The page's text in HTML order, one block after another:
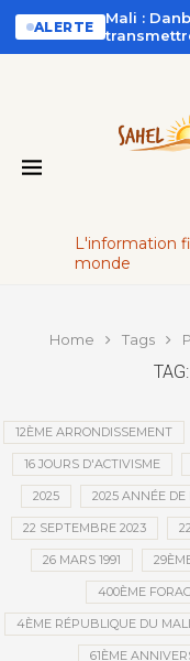
ALERTE
Mali :
L'information
monde
Home Tags
TAG:
12ÈME ARRONDISSEMENT
16 JOURS D'ACTIVISME
2025 2025 ANNÉE DE
22 SEPTEMBRE 2023
26 MARS 1991
400ÈME
4ÈME RÉPUBLIQUE DU MALI
61ÈME